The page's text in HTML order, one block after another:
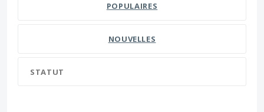
POPULAIRES
NOUVELLES
STATUT